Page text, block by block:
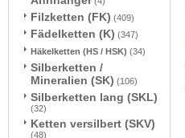
Filzketten (FK) (409)
Fädelketten (K) (347)
Häkelketten (HS / HSK) (34)
Silberketten /
Mineralien (SK) (106)
Silberketten lang (SKL)
(32)
Ketten versilbert (SKV)
(48)